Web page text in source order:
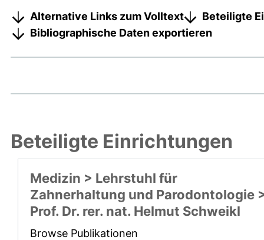
Alternative Links zum Volltext
Beteiligte
Bibliographische Daten exportieren
Beteiligte Einrichtungen
Medizin > Lehrstuhl für
Zahnerhaltung und Parodontologie
Prof. Dr. rer. nat. Helmut Schweikl
Browse Publikationen